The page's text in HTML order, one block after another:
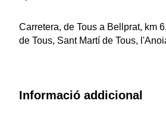
Carretera, de Tous a Bellprat, km
de Tous, Sant Martí de Tous,
Informació addicional